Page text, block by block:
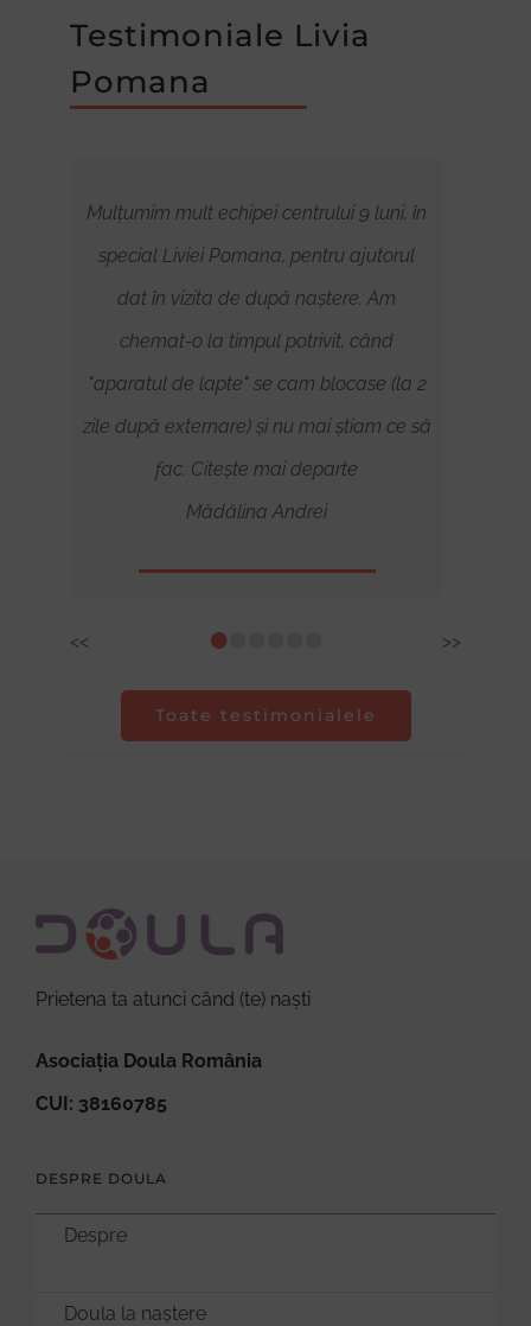
Testimoniale Livia
Pomana
Mulțumim mult echipei centrului 9 luni, în
special Liviei Pomana, pentru ajutorul
dat în vizita de după naștere. Am
chemat-o la timpul potrivit, când
"aparatul de lapte" se cam blocase (la 2
zile după externare) și nu mai știam ce să
fac. Citește mai departe
Mădălina Andrei
<< • >>
Toate testimonialele
Prietena ta atunci când (te) naști
Asociația Doula România
CUI: 38160785
DESPRE DOULA
Despre
Doula la naștere